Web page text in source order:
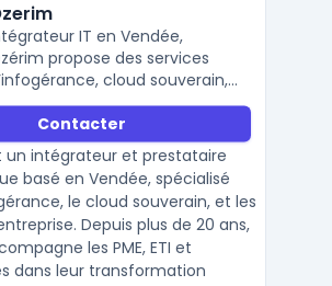
IT en Vendée,
propose des services
cloud souverain,
Proxmox,
IP et audit SI pour
collectivités et ETI.
Contacter
un intégrateur et prestataire
basé en Vendée, spécialisé
le cloud souverain, et les
Depuis plus de 20 ans,
les PME, ETI et
dans leur transformation